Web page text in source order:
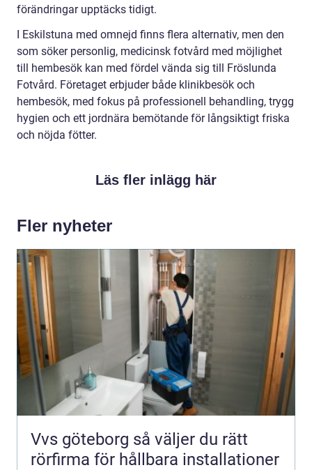
förändringar upptäcks tidigt.
I Eskilstuna med omnejd finns flera alternativ, men den
som söker personlig, medicinsk fotvård med möjlighet
till hembesök kan med fördel vända sig till Fröslunda
Fotvård. Företaget erbjuder både klinikbesök och
hembesök, med fokus på professionell behandling, trygg
hygien och ett jordnära bemötande för långsiktigt friska
och nöjda fötter.
Läs fler inlägg här
Fler nyheter
Vvs göteborg så väljer du rätt
rörfirma för hållbara installationer